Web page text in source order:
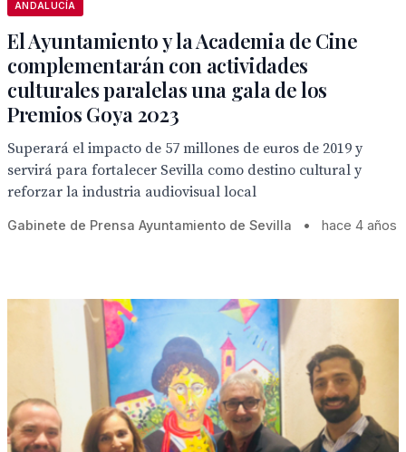
ANDALUCÍA
El Ayuntamiento y la Academia de Cine
complementarán con actividades
culturales paralelas una gala de los
Premios Goya 2023
Superará el impacto de 57 millones de euros de 2019 y
servirá para fortalecer Sevilla como destino cultural y
reforzar la industria audiovisual local
Gabinete de Prensa Ayuntamiento de Sevilla • hace 4 años